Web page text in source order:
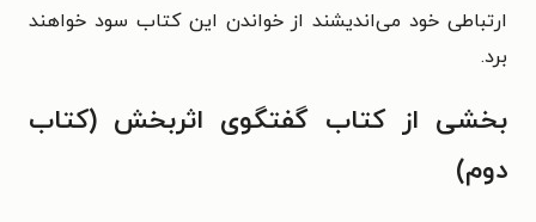
ارتباطی خود می‌اندیشند از خواندن این کتاب سود خواهند
برد.
بخشی از کتاب گفتگوی اثربخش (کتاب
دوم)